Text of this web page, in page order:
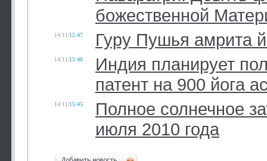
божественной
14/11|15:47 Гуру Пушья амрита
14/11|15:46
Индия планирует
патент на 900 йога
14/11|15:45
Полное солнечное
июля 2010 года